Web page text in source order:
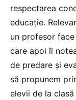
respectarea
educație.
un profesor
care apoi îl
de predare și
să propunem
elevii de la